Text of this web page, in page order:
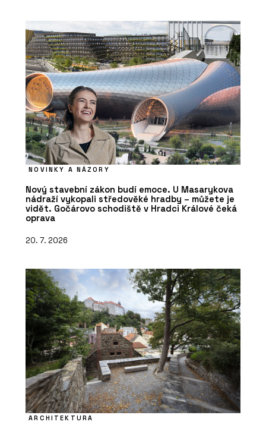
NOVINKY A NÁZORY
Nový stavební zákon budí emoce. U Masarykova
nádraží vykopali středověké hradby – můžete je
vidět. Gočárovo schodiště v Hradci Králové čeká
oprava
20. 7. 2026
ARCHITEKTURA